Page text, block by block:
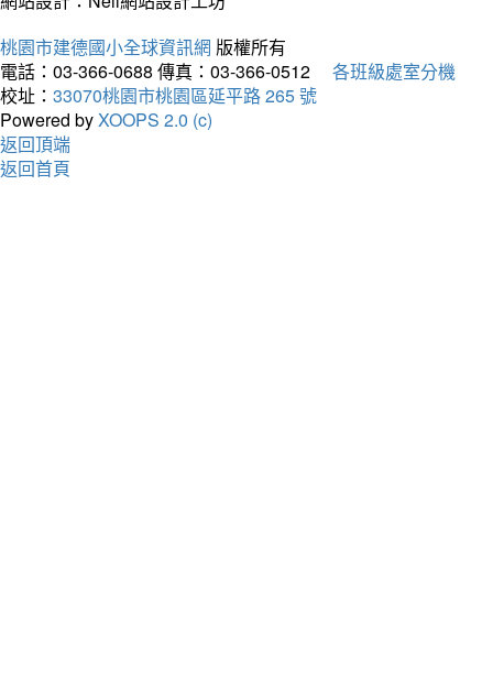
桃園市建德國小全球資訊網 版權所有
電話：03-366-0688 傳真：03-366-0512
各班級處室分機
校址： 33070桃園市桃園區延平路 265 號
Powered byXOOPS 2.0 (c)
返回頂端
返回首頁